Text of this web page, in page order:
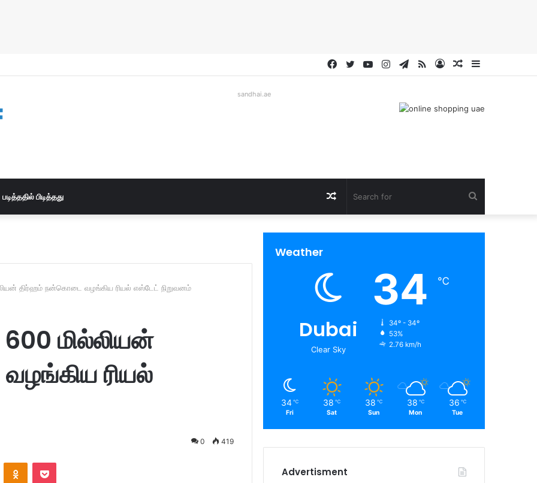
Random
Log
RSS
Telegram
Instagram
YouTube
Twitter
Facebook
sandhai.ae
படித்ததில் பிடித்தது
for
Random
Article
திர்ஹம் நன்கொடை வழங்கிய ரியல் எஸ்டேட் நிறுவனம்
மில்லியன்
ரியல்
0 419
Weather
Dubai
Clear Sky
34 ℃
34º - 34º
53%
2.76 km/h
34 ℃
Fri
38 ℃
Sat
38 ℃
Sun
38 ℃
Mon
36 ℃
Tue
Advertisment